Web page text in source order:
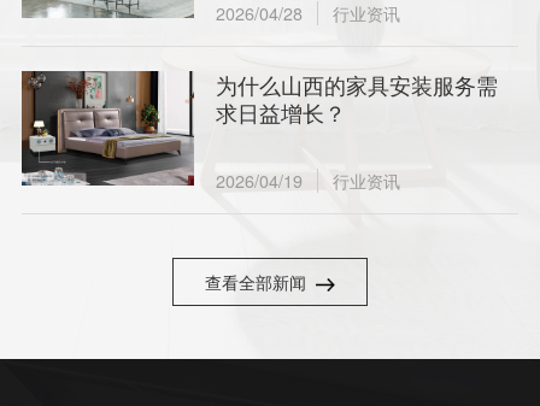
2026/04/28 行业资讯
为什么山西的家具安装服务需
求日益增长？
2026/04/19 行业资讯
查看全部新闻